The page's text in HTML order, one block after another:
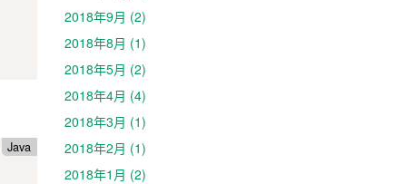
Java
2018年9月 (2)
2018年8月 (1)
2018年5月 (2)
2018年4月 (4)
2018年3月 (1)
2018年2月 (1)
2018年1月 (2)